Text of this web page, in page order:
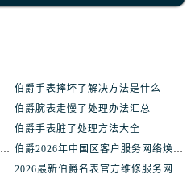
伯爵手表摔坏了解决方法是什么
伯爵腕表走慢了处理办法汇总
伯爵手表脏了处理方法大全
2026年伯爵中国区客户服务中心升级公告（最新电话及地址）
伯爵2026年中国区客户服务网络焕新升级公告（最新电话及地址）
务网点地址实地探访报告
2026最新伯爵名表官方维修服务网点地址调研报告